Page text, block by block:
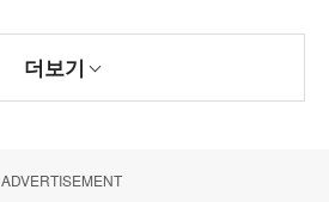
더보기
ADVERTISEMENT